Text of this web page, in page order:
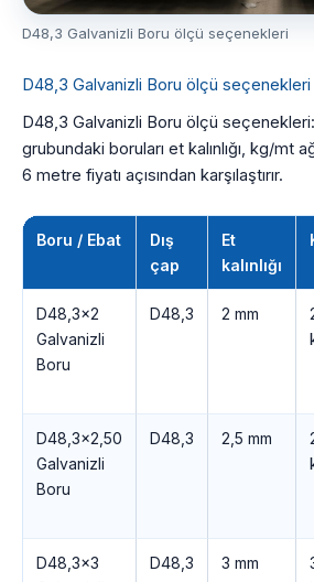
D48,3 Galvanizli Boru ölçü seçenekleri
D48,3 Galvanizli Boru ölçü seçenekleri
D48,3 Galvanizli Boru ölçü seçenekleri:
grubundaki boruları et kalınlığı, kg/mt
6 metre fiyatı açısından karşılaştırır.
Boru / Ebat
Dış
çap
Et
kalınlığı
D48,3×2
Galvanizli
Boru
D48,3 2 mm
D48,3×2,50
Galvanizli
Boru
D48,3 2,5 mm
D48,3×3
D48,3 3 mm